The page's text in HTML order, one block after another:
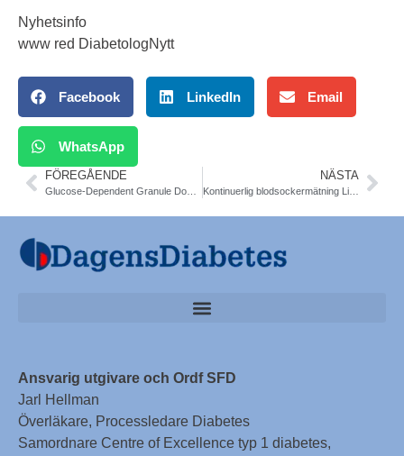
Nyhetsinfo
www red DiabetologNytt
Facebook LinkedIn Email
WhatsApp
FÖREGÅENDE NÄSTA
Kontinuerlig blodsockermätning Libre® även vid typ 2. NT-rådet, SKL
Ansvarig utgivare och Ordf SFD
Jarl Hellman
Överläkare, Processledare Diabetes
Samordnare Centre of Excellence typ 1 diabetes,